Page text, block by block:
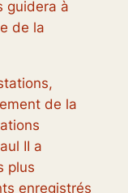
guidera à
de la
de la
II a
plus
enregistrés